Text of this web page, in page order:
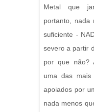
Metal que
portanto, nada
suficiente -
severo a partir
por que não?
uma das
apoiados por
nada menos